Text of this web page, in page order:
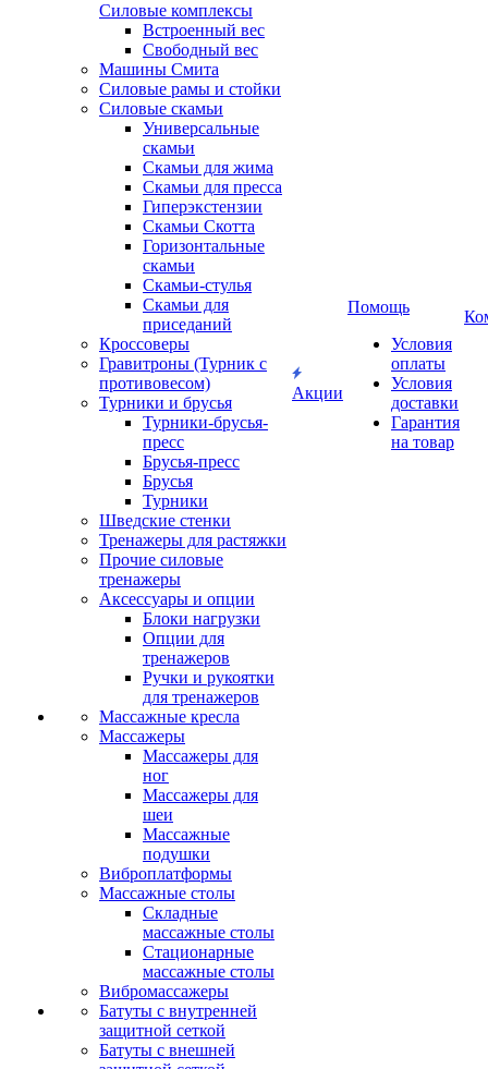
Силовые комплексы
Встроенный вес
Свободный вес
Машины Смита
Силовые рамы и стойки
Силовые скамьи
Универсальные
скамьи
Скамьи для жима
Скамьи для пресса
Гиперэкстензии
Скамьи Скотта
Горизонтальные
скамьи
Скамьи-стулья
Скамьи для
приседаний
Кроссоверы
Гравитроны (Турник с
противовесом)
Турники и брусья
Турники-брусья-
пресс
Брусья-пресс
Брусья
Турники
Шведские стенки
Тренажеры для растяжки
Прочие силовые
тренажеры
Аксессуары и опции
Блоки нагрузки
Опции для
тренажеров
Ручки и рукоятки
для тренажеров
Массажные кресла
Массажеры
Массажеры для
ног
Массажеры для
шеи
Массажные
подушки
Виброплатформы
Массажные столы
Складные
массажные столы
Стационарные
массажные столы
Вибромассажеры
Батуты с внутренней
защитной сеткой
Батуты с внешней
Акции
Помощь
Условия
оплаты
Условия
доставки
Гарантия
на товар